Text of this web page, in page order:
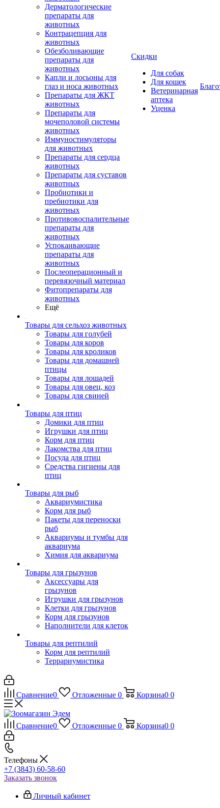
Дерматологические
препараты для
животных
Контрацепция для
животных
Обезболивающие
препараты для
животных
Капли и лосьоны для
глаз и носа животных
Препараты для ЖКТ
животных
Препараты для
мочеполовой системы
животных
Иммуностимуляторы
для животных
Препараты для сердца
животных
Препараты для суставов
животных
Пробиотики и
пребиотики для
животных
Противовоспалительные
препараты для
животных
Успокаивающие
препараты для
животных
Послеоперационный и
перевязочный материал
Фитопрепараты для
животных
Ещё
Товары для сельхоз животных
Товары для голубей
Товары для коров
Товары для кроликов
Товары для домашней
птицы
Товары для лошадей
Товары для овец, коз
Товары для свиней
Товары для птиц
Домики для птиц
Игрушки для птиц
Корм для птиц
Лакомства для птиц
Посуда для птиц
Средства гигиены для
птиц
Товары для рыб
Аквариумистика
Корм для рыб
Пакеты для переноски
рыб
Аквариумы и тумбы для
аквариума
Химия для аквариума
Товары для грызунов
Аксессуары для
грызунов
Игрушки для грызунов
Клетки для грызунов
Корм для грызунов
Наполнители для клеток
Товары для рептилий
Корм для рептилий
Террариумистика
Скидки
Для собак
Для кошек
Ветеринарная
аптека
Уценка
Сравнение0 Отложенные 0 Корзина0 0
Сравнение0 Отложенные 0 Корзина0 0
Телефоны
+7 (3843) 60-58-60
Заказать звонок
Личный кабинет